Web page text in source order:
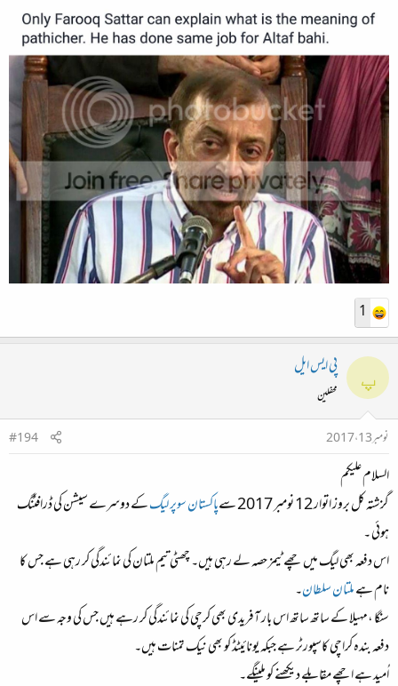
1
پ پی ایس ایل
محفلین
نومبر 13، 2017
#194
السلام علیکم
گزشتہ کل بروز اتوار 12 نومبر 2017 سے
پاکستان سوپر لیگکے دوسرے سیشن کی ڈرافٹنگ
ہوئی ۔
اس دفعہ بھی لیگ میں چھے ٹیمز حصہ لے رہی ہیں۔ چھٹی تیم ملتان کی نمائندگی کر رہی ہے جس کا
نام ہےملتان سلطان۔
سنگا ،مہیلا کے ساتھ ساتھ اس بار آفریدی بھی کرچی کی نمائندگی کر رہے ہیں جس کی وجہ سے اس
دفعہ بندہ کراچی کاسپورٹر ہے جبکہ یونائیٹڈ کو بھی نیک تمنات ہیں۔
اُمید ہے اچھے مقابلے دیکھنے کو ملینگے۔